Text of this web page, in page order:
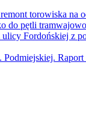
torowiska na
do pętli
ulicy Fordońskiej z
Podmiejskiej. Raport